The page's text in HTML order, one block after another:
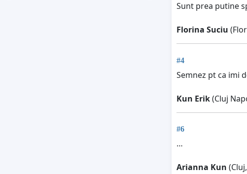
Sunt prea putine
Florina Suciu
#4
Semnez pt ca imi
Kun Erik(Cluj
#6
…
Arianna Kun